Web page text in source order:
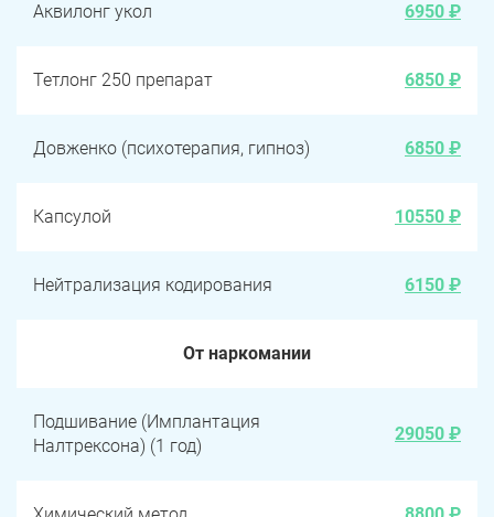
Аквилонг укол 6950 ₽
Тетлонг 250 препарат 6850 ₽
Довженко (психотерапия, гипноз) 6850 ₽
Капсулой 10550 ₽
Нейтрализация кодирования 6150 ₽
От наркомании
Подшивание (Имплантация
Налтрексона) (1 год)
29050 ₽